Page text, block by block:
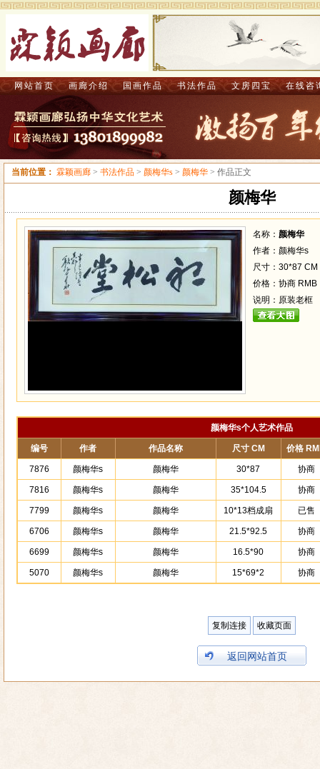
网站首页 画廊介绍 国画作品 书法作品 文房四宝 在线咨
当前位置： 霖颖画廊 > 书法作品 > 颜梅华s > 颜梅华 > 作品正文
颜梅华
名称： 颜梅华
作者：颜梅华s
尺寸：30*87 CM
价格：协商 RMB
说明：原装老框
颜梅华s个人艺术作品
编号 作者 作品名称 尺寸 CM 价格
7876 颜梅华s 颜梅华 30*87 协商
7816 颜梅华s 颜梅华 35*104.5 协商
7799 颜梅华s 颜梅华 10*13档成扇 已售
6706 颜梅华s 颜梅华 21.5*92.5 协商
6699 颜梅华s 颜梅华 16.5*90 协商
5070 颜梅华s 颜梅华 15*69*2 协商
复制连接 收藏页面
返回网站首页